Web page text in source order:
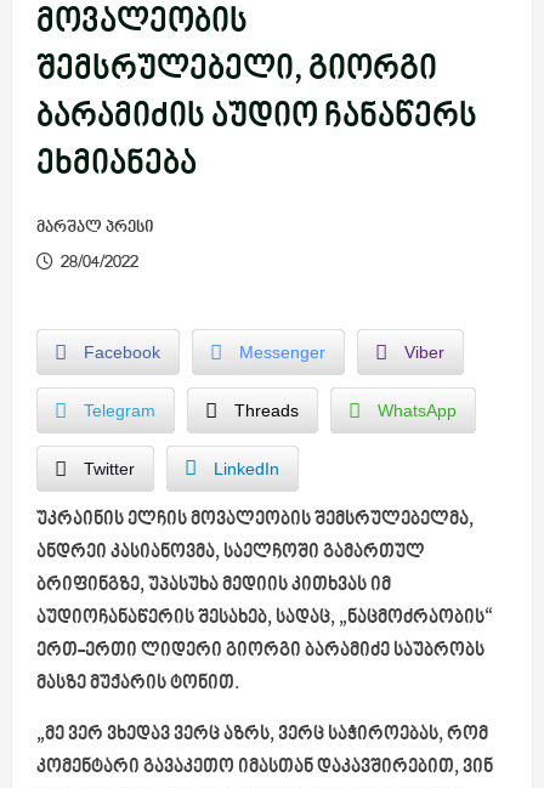
მოვალეობის
შემსრულებელი, გიორგი
ბარამიძის აუდიო ჩანაწერს
ეხმიანება
მარშალ პრესი
28/04/2022
Facebook Messenger Viber
Telegram Threads WhatsApp
Twitter LinkedIn
უკრაინის ელჩის მოვალეობის შემსრულებელმა,
ანდრეი კასიანოვმა, საელჩოში გამართულ
ბრიფინგზე, უპასუხა მედიის კითხვას იმ
აუდიოჩანაწერის შესახებ, სადაც, „ნაცმოძრაობის“
ერთ-ერთი ლიდერი გიორგი ბარამიძე საუბრობს
მასზე მუქარის ტონით.
„მე ვერ ვხედავ ვერც აზრს, ვერც საჭიროებას, რომ
კომენტარი გავაკეთო იმასთან დაკავშირებით, ვინ